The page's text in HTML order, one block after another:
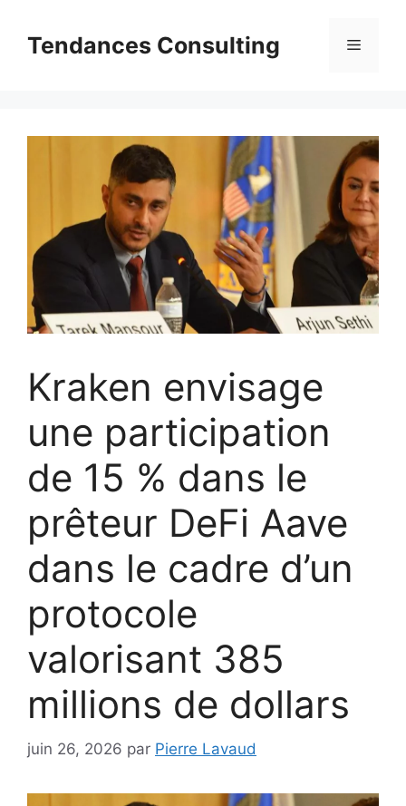
contenuTendances Consulting Menu
Kraken envisage
une participation
de 15 % dans le
prêteur DeFi Aave
dans le cadre d’un
protocole
valorisant 385
millions de dollars
juin 26, 2026 par Pierre Lavaud